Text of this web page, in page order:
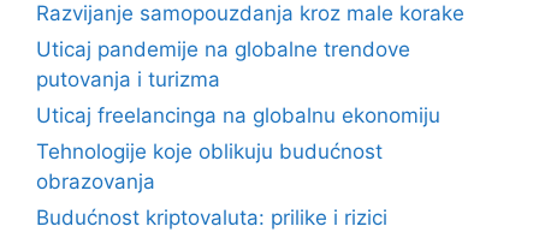
Razvijanje samopouzdanja kroz male korake
Uticaj pandemije na globalne trendove
putovanja i turizma
Uticaj freelancinga na globalnu ekonomiju
Tehnologije koje oblikuju budućnost
obrazovanja
Budućnost kriptovaluta: prilike i rizici